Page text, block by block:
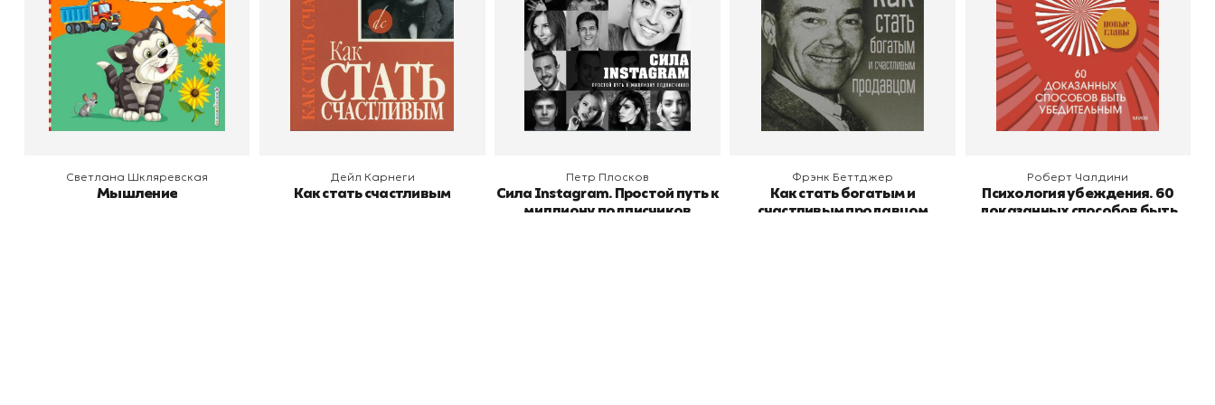
В корзину
Светлана Шкляревская
Мышление
В корзину
Дейл Карнеги
Как стать счастливым
В корзину
Петр Плосков
Сила Instagram. Простой путь к
миллиону подписчиков
В корзину
Фрэнк Беттджер
Как стать богатым и
счастливым продавцом
В корзину
Роберт Чалдини
Психология убеждения. 60
доказанных способов быть
+998 99 908 95 99 info@bookhunter.uz
в курсе всех книжных трендов.
Book Hunter © 2026